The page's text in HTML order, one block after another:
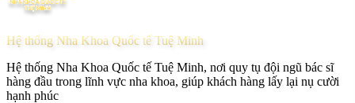
Hệ thống Nha Khoa Quốc tế Tuệ Minh
Hệ thống Nha Khoa Quốc tế Tuệ Minh, nơi quy tụ đội ngũ bác sĩ
hàng đầu trong lĩnh vực nha khoa, giúp khách hàng lấy lại nụ cười
hạnh phúc